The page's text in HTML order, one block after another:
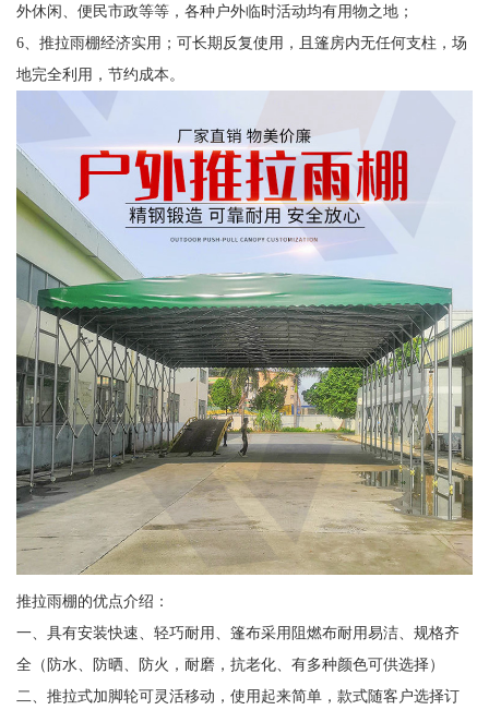
外休闲、便民市政等等，各种户外临时活动均有用物之地；
6、推拉雨棚经济实用；可长期反复使用，且篷房内无任何支柱，场
地完全利用，节约成本。
推拉雨棚的优点介绍：
一、具有安装快速、轻巧耐用、篷布采用阻燃布耐用易洁、规格齐
全（防水、防晒、防火，耐磨，抗老化、有多种颜色可供选择）
二、推拉式加脚轮可灵活移动，使用起来简单，款式随客户选择订